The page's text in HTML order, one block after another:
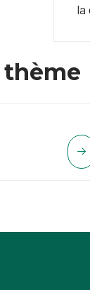
la
thème